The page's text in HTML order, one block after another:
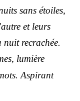
sans étoiles,
et leurs
nuit recrachée.
lumière
Aspirant